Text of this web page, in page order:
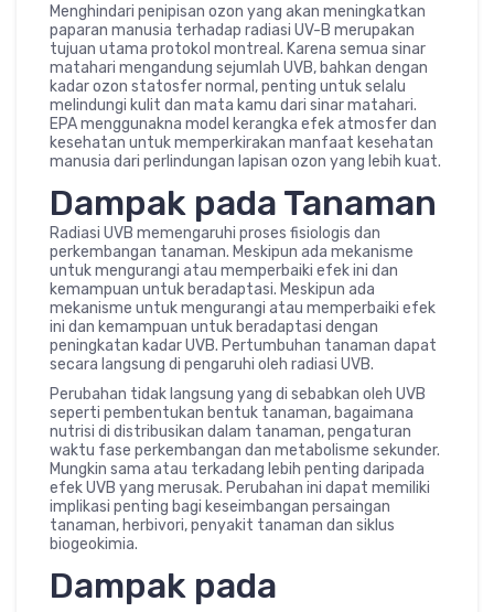
Menghindari penipisan ozon yang akan meningkatkan
paparan manusia terhadap radiasi UV-B merupakan
tujuan utama protokol montreal. Karena semua sinar
matahari mengandung sejumlah UVB, bahkan dengan
kadar ozon statosfer normal, penting untuk selalu
melindungi kulit dan mata kamu dari sinar matahari.
EPA menggunakna model kerangka efek atmosfer dan
kesehatan untuk memperkirakan manfaat kesehatan
manusia dari perlindungan lapisan ozon yang lebih kuat.
Dampak pada Tanaman
Radiasi UVB memengaruhi proses fisiologis dan
perkembangan tanaman. Meskipun ada mekanisme
untuk mengurangi atau memperbaiki efek ini dan
kemampuan untuk beradaptasi. Meskipun ada
mekanisme untuk mengurangi atau memperbaiki efek
ini dan kemampuan untuk beradaptasi dengan
peningkatan kadar UVB. Pertumbuhan tanaman dapat
secara langsung di pengaruhi oleh radiasi UVB.
Perubahan tidak langsung yang di sebabkan oleh UVB
seperti pembentukan bentuk tanaman, bagaimana
nutrisi di distribusikan dalam tanaman, pengaturan
waktu fase perkembangan dan metabolisme sekunder.
Mungkin sama atau terkadang lebih penting daripada
efek UVB yang merusak. Perubahan ini dapat memiliki
implikasi penting bagi keseimbangan persaingan
tanaman, herbivori, penyakit tanaman dan siklus
biogeokimia.
Dampak pada